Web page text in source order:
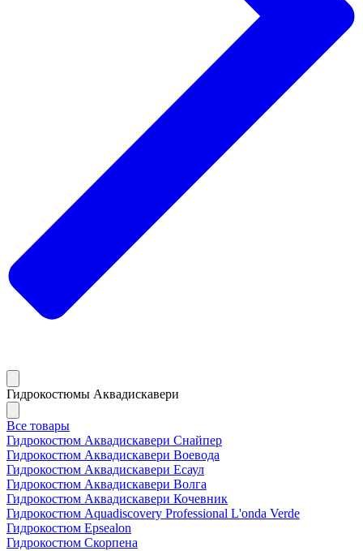
Гидрокостюмы Аквадискавери
Все товары
Гидрокостюм Аквадискавери Снайпер
Гидрокостюм Аквадискавери Воевода
Гидрокостюм Аквадискавери Есаул
Гидрокостюм Аквадискавери Волга
Гидрокостюм Аквадискавери Кочевник
Гидрокостюм Aquadiscovery Professional L'onda Verde
Гидрокостюм Epsealon
Гидрокостюм Скорпена